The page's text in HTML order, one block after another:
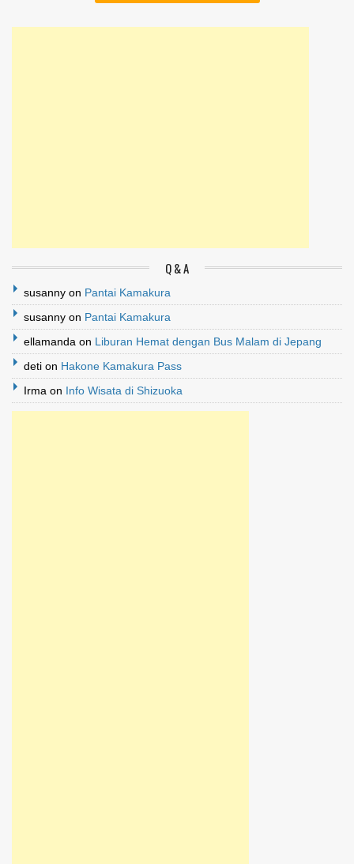
Q & A
susanny on Pantai Kamakura
susanny on Pantai Kamakura
ellamanda on Liburan Hemat dengan Bus Malam di Jepang
deti on Hakone Kamakura Pass
Irma on Info Wisata di Shizuoka